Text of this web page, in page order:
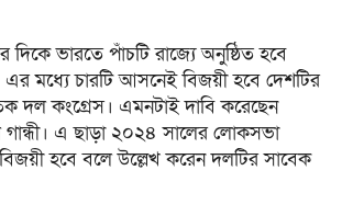
দিকে ভারতে পাঁচটি রাজ্যে অনুষ্ঠিত হবে
এর মধ্যে চারটি আসনেই বিজয়ী হবে দেশটির
দল কংগ্রেস। এমনটাই দাবি করেছেন
গান্ধী। এ ছাড়া ২০২৪ সালের লোকসভা
বিজয়ী হবে বলে উল্লেখ করেন দলটির সাবেক